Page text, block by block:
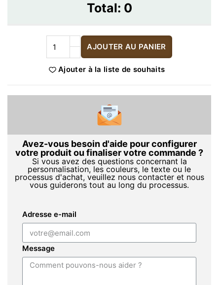
Total: 0
AJOUTER AU PANIER
Ajouter à la liste de souhaits
Avez-vous besoin d'aide pour configurer
votre produit ou finaliser votre commande ?
Si vous avez des questions concernant la
personnalisation, les couleurs, le texte ou le
processus d'achat, veuillez nous contacter et nous
vous guiderons tout au long du processus.
Adresse e-mail
Message